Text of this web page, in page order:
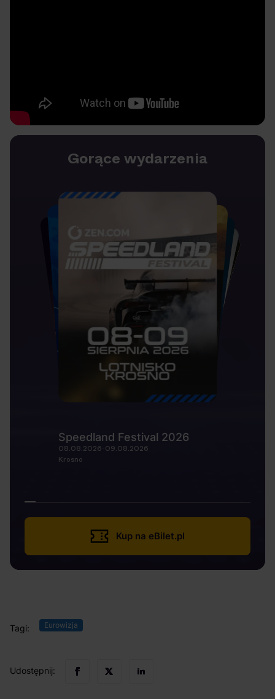
Gorące wydarzenia
Speedland Festival 2026
08.08.2026-09.08.2026
Krosno
Kup na eBilet.pl
Tagi: Eurowizja
Udostępnij: